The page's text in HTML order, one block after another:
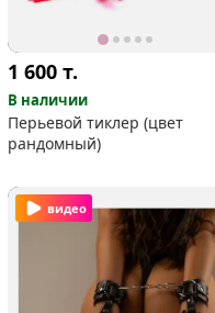
1 600т.
В наличии
Перьевой тиклер (цвет
рандомный)
видео